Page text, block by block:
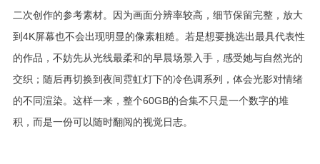
二次创作的参考素材。因为画面分辨率较高，细节保留完整，放大
到4K屏幕也不会出现明显的像素粗糙。若是想要挑选出最具代表性
的作品，不妨先从光线最柔和的早晨场景入手，感受她与自然光的
交织；随后再切换到夜间霓虹灯下的冷色调系列，体会光影对情绪
的不同渲染。这样一来，整个60GB的合集不只是一个数字的堆
积，而是一份可以随时翻阅的视觉日志。